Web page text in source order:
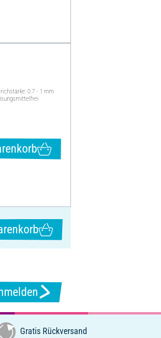
0.7 - 1 mm
Gratis Rückversand